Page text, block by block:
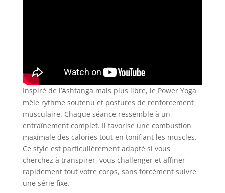
Inspiré de l’Ashtanga mais plus libre, le Power Yoga
mêle rythme soutenu et postures de renforcement
musculaire. Chaque séance ressemble à un
entraînement complet. Il favorise une combustion
maximale des calories tout en tonifiant les muscles.
Ce style est particulièrement adapté si vous
cherchez à transpirer, vous challenger et affiner
rapidement tout votre corps, sans forcément suivre
une série fixe.